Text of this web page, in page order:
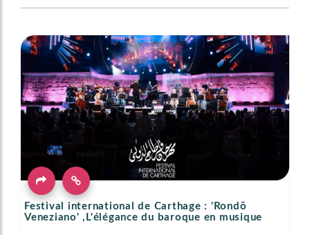
Festival international de Carthage : 'Rondō
Veneziano' ,L'élégance du baroque en musique